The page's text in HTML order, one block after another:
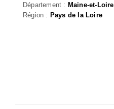
Département : Maine-et-Loire
Région : Pays de la Loire